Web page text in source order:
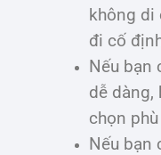
không di
đi cố
Nếu bạn
dễ dàng,
chọn
Nếu bạn